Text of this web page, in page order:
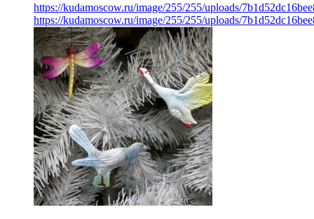
https://kudamoscow.ru/image/255/255/uploads/
https://kudamoscow.ru/image/255/255/uploads/